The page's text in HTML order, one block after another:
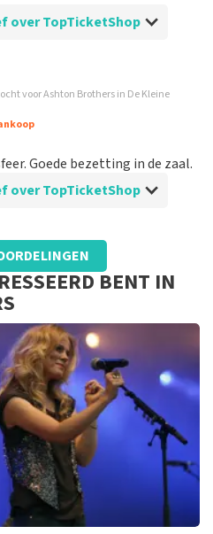
over TopTicketShop
plaatsen makkelijk uit
voor Ashton Brothers in De Kleine
Goede bezetting in de zaal.
over TopTicketShop
TopTicketShop
tickets gekregen en naar
BENT IN